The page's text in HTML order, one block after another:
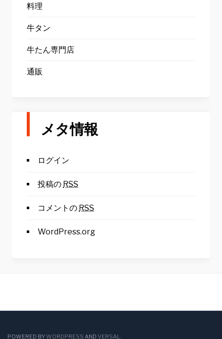
料理
牛タン
牛たん専門店
通販
メタ情報
ログイン
投稿の RSS
コメントの RSS
WordPress.org
POWERED BYWORDPRESS AND VERSAL